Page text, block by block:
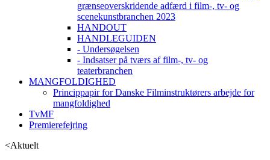
grænseoverskridende adfærd i film-, tv- og
scenekunstbranchen 2023
HANDOUT
HANDLEGUIDEN
- Undersøgelsen
- Indsatser på tværs af film-, tv- og
teaterbranchen
MANGFOLDIGHED
Princippapir for Danske Filminstruktørers arbejde for
mangfoldighed
TvMF
Premierefejring
<Aktuelt